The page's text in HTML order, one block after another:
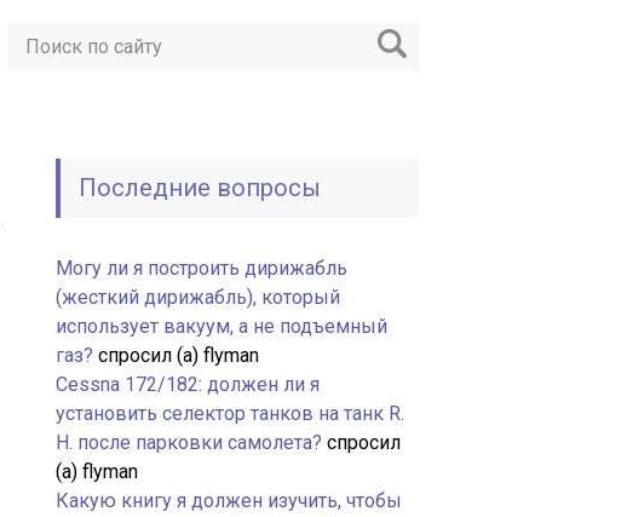
Последние вопросы
Могу ли я построить дирижабль
(жесткий дирижабль), который
использует вакуум, а не подъемный
газ? спросил (а) flyman
Cessna 172/182: должен ли я
установить селектор танков на танк R.
H. после парковки самолета? спросил
(а) flyman
Какую книгу я должен изучить, чтобы